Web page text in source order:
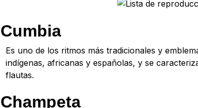
Cumbia
Es uno de los ritmos más tradicionales y
indígenas, africanas y españolas, y se
flautas.
Champeta